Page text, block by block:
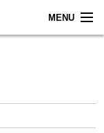
MENU